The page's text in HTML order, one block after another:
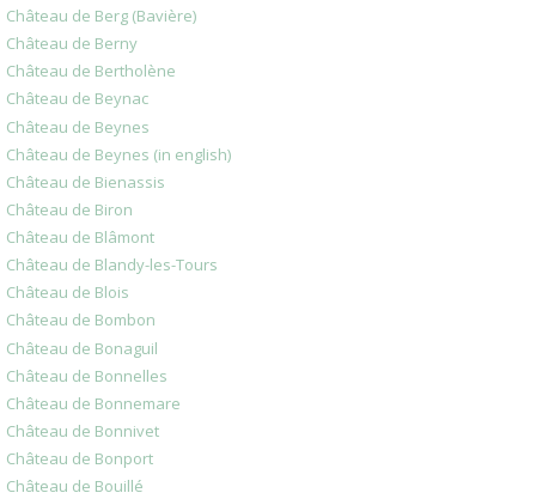
Château de Berg (Bavière)
Château de Berny
Château de Bertholène
Château de Beynac
Château de Beynes
Château de Beynes (in english)
Château de Bienassis
Château de Biron
Château de Blâmont
Château de Blandy-les-Tours
Château de Blois
Château de Bombon
Château de Bonaguil
Château de Bonnelles
Château de Bonnemare
Château de Bonnivet
Château de Bonport
Château de Bouillé